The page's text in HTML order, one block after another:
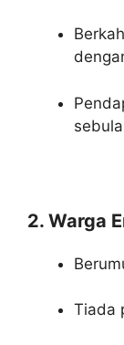
2. Warga
Tiada